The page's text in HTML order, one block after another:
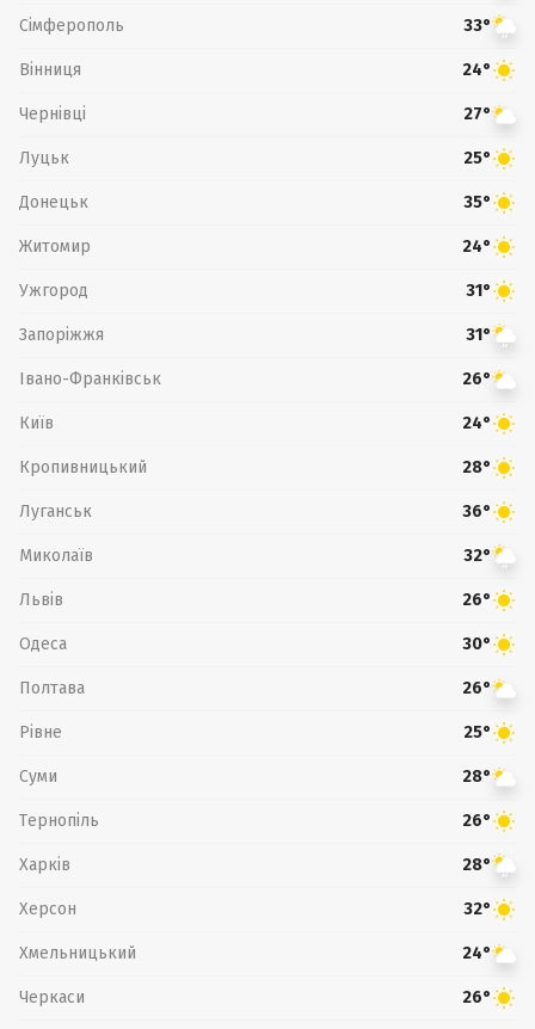
Сімферополь 33°
Вінниця 24°
Чернівці 27°
Луцьк 25°
Донецьк 35°
Житомир 24°
Ужгород 31°
Запоріжжя 31°
Івано-Франківськ 26°
Київ 24°
Кропивницький 28°
Луганськ 36°
Миколаїв 32°
Львів 26°
Одеса 30°
Полтава 26°
Рівне 25°
Суми 28°
Тернопіль 26°
Харків 28°
Херсон 32°
Хмельницький 24°
Черкаси 26°